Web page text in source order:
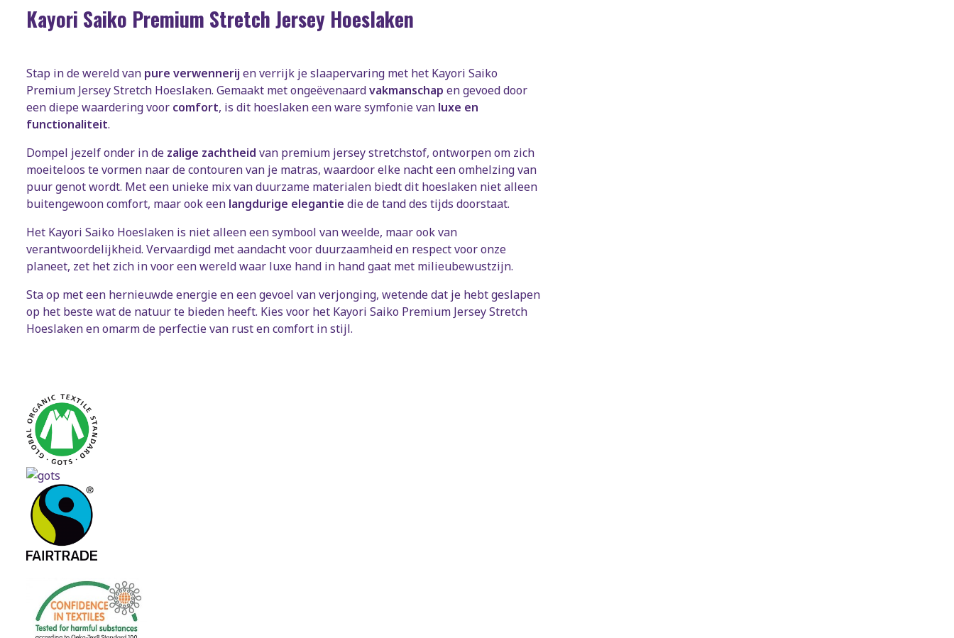
Kayori Saiko Premium Stretch Jersey Hoeslaken
Stap in de wereld van pure verwennerij en verrijk je slaapervaring met het Kayori Saiko
Premium Jersey Stretch Hoeslaken. Gemaakt met ongeëvenaardvakmanschap en gevoed door
een diepe waardering voor comfort, is dit hoeslaken een ware symfonie van luxe en
functionaliteit.
Dompel jezelf onder in de zalige zachtheid van premium jersey stretchstof, ontworpen om zich
moeiteloos te vormen naar de contouren van je matras, waardoor elke nacht een omhelzing van
puur genot wordt. Met een unieke mix van duurzame materialen biedt dit hoeslaken niet alleen
buitengewoon comfort, maar ook een langdurige elegantie die de tand des tijds doorstaat.
Het Kayori Saiko Hoeslaken is niet alleen een symbool van weelde, maar ook van
verantwoordelijkheid. Vervaardigd met aandacht voor duurzaamheid en respect voor onze
planeet, zet het zich in voor een wereld waar luxe hand in hand gaat met milieubewustzijn.
Sta op met een hernieuwde energie en een gevoel van verjonging, wetende dat je hebt geslapen
op het beste wat de natuur te bieden heeft. Kies voor het Kayori Saiko Premium Jersey Stretch
Hoeslaken en omarm de perfectie van rust en comfort in stijl.